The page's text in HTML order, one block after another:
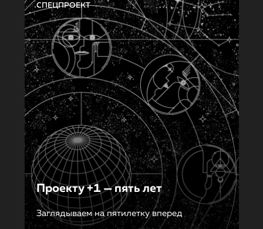
СПЕЦПРОЕКТ
Проекту +1 — пять лет
Заглядываем на пятилетку вперед